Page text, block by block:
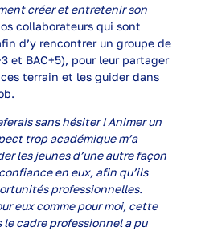
créer et entretenir son
collaborateurs qui sont
d’y rencontrer un groupe de
et BAC+5), pour leur partager
terrain et les guider dans
sans hésiter ! Animer un
trop académique m’a
les jeunes d’une autre façon
en eux, afin qu’ils
professionnelles.
eux comme pour moi, cette
cadre professionnel a pu